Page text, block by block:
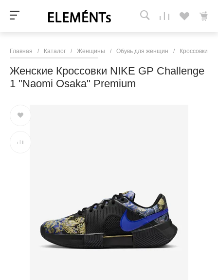
Главная / Каталог / Женщины / Обувь для женщин / Кроссовки и
Женские Кроссовки NIKE GP Challenge
1 "Naomi Osaka" Premium